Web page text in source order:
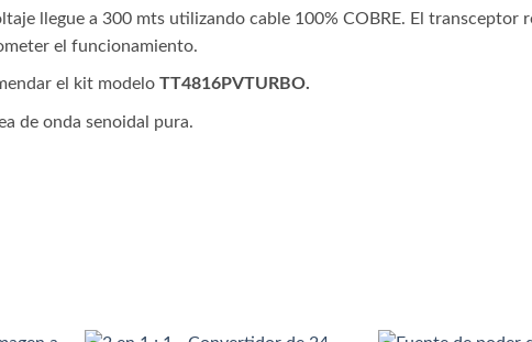
llegue a 300 mts utilizando cable 100% COBRE. El transceptor
el funcionamiento.
el kit modelo TT4816PVTURBO.
de onda senoidal pura.